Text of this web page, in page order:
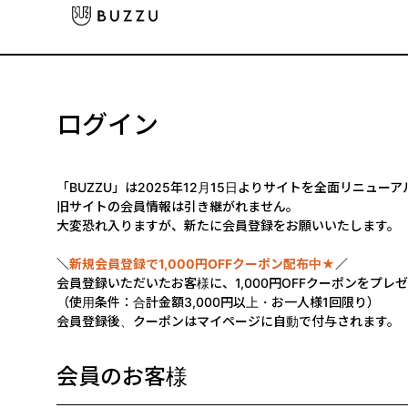
ログイン
「BUZZU」は2025年12月15日よりサイトを全面リニューア
旧サイトの会員情報は引き継がれません。
大変恐れ入りますが、新たに会員登録をお願いいたします。
＼新規会員登録で1,000円OFFクーポン配布中★ ／
会員登録いただいたお客様に、1,000円OFFクーポンをプレゼ
（使用条件：合計金額3,000円以上・お一人様1回限り）
会員登録後、クーポンはマイページに自動で付与されます。
会員のお客様